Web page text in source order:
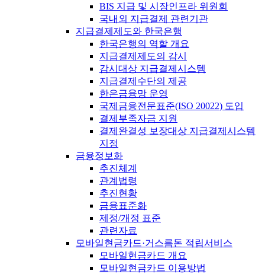
BIS 지급 및 시장인프라 위원회
국내외 지급결제 관련기관
지급결제제도와 한국은행
한국은행의 역할 개요
지급결제제도의 감시
감시대상 지급결제시스템
지급결제수단의 제공
한은금융망 운영
국제금융전문표준(ISO 20022) 도입
결제부족자금 지원
결제완결성 보장대상 지급결제시스템
지정
금융정보화
추진체계
관계법령
추진현황
금융표준화
제정/개정 표준
관련자료
모바일현금카드·거스름돈 적립서비스
모바일현금카드 개요
모바일현금카드 이용방법